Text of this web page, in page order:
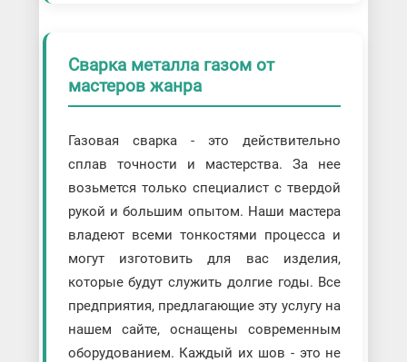
Сварка металла газом от
мастеров жанра
Газовая сварка - это действительно
сплав точности и мастерства. За нее
возьмется только специалист с твердой
рукой и большим опытом. Наши мастера
владеют всеми тонкостями процесса и
могут изготовить для вас изделия,
которые будут служить долгие годы. Все
предприятия, предлагающие эту услугу на
нашем сайте, оснащены современным
оборудованием. Каждый их шов - это не